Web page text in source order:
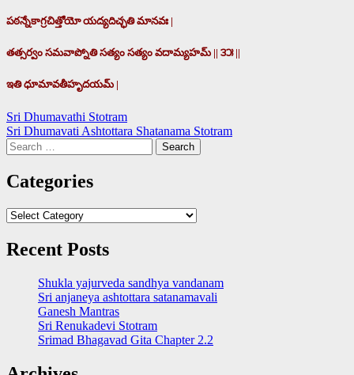
పఠన్నేకాగ్రచిత్తోయో యద్యదిచ్ఛతి మానవః |
తత్సర్వం సమవాప్నోతి సత్యం సత్యం వదామ్యహమ్ || ౩౫ ||
ఇతి ధూమావతీహృదయమ్ |
Post
navigation
Sri Dhumavathi Stotram
Sri Dhumavati Ashtottara Shatanama Stotram
Search
for:
Categories
Categories
Recent Posts
Shukla yajurveda sandhya vandanam
Sri anjaneya ashtottara satanamavali
Ganesh Mantras
Sri Renukadevi Stotram
Srimad Bhagavad Gita Chapter 2.2